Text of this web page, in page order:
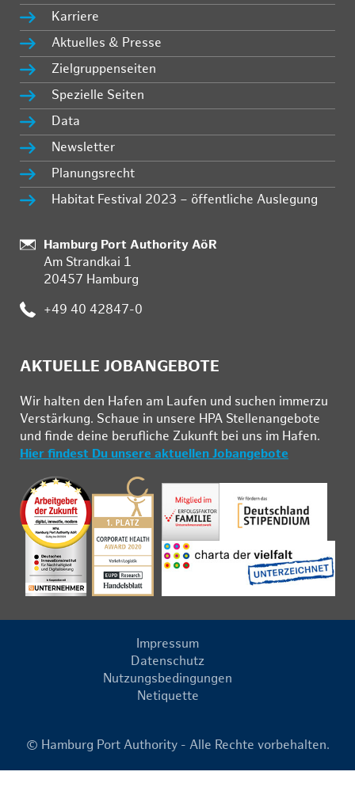
Karriere
Aktuelles & Presse
Zielgruppenseiten
Spezielle Seiten
Data
Newsletter
Planungsrecht
Habitat Festival 2023 – öffentliche Auslegung
:
Hamburg Port Authority AöR
Am Strandkai 1
20457 Hamburg
: +49 40 42847-0
AKTUELLE JOBANGEBOTE
Wir hal­ten den Ha­fen am Lau­fen und su­chen im­mer­zu
Ver­stär­kung. Schau­e in un­se­re HPA Stel­len­an­ge­bo­te
und fin­de deine be­ruf­li­che Zu­kunft bei uns im Ha­fen.
Hier findest Du unsere aktuellen Jobangebote
Impressum
Datenschutz
Nutzungsbedingungen
Netiquette
© Hamburg Port Authority - Alle Rechte vorbehalten.